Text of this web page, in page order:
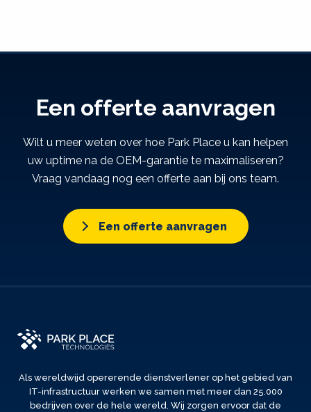
Een offerte aanvragen
Wilt u meer weten over hoe Park Place u kan helpen
uw uptime na de OEM-garantie te maximaliseren?
Vraag vandaag nog een offerte aan bij ons team.
Een offerte aanvragen
Als wereldwijd opererende dienstverlener op het gebied van
IT-infrastructuur werken we samen met meer dan 25.000
bedrijven over de hele wereld. Wij zorgen ervoor dat de